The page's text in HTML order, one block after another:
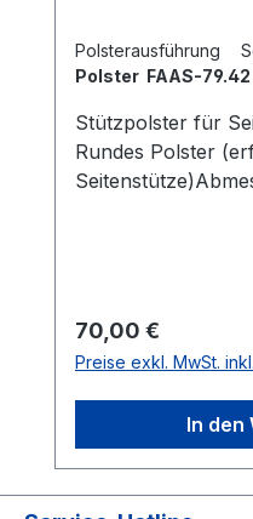
Polsterausführung
Polster FAAS-
Stützpolster für
Rundes Polster
Regulärer Preis:
70,00 €
Preise exkl. MwSt.
In den